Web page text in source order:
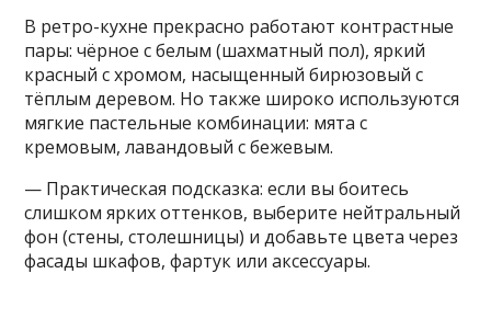
В ретро-кухне прекрасно работают контрастные
пары: чёрное с белым (шахматный пол), яркий
красный с хромом, насыщенный бирюзовый с
тёплым деревом. Но также широко используются
мягкие пастельные комбинации: мята с
кремовым, лавандовый с бежевым.
— Практическая подсказка: если вы боитесь
слишком ярких оттенков, выберите нейтральный
фон (стены, столешницы) и добавьте цвета через
фасады шкафов, фартук или аксессуары.